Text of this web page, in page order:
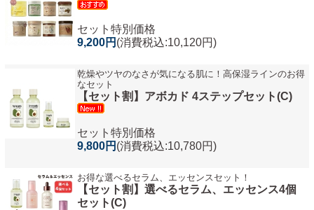
セット特別価格
9,200円 (消費税込:10,120円)
乾燥やツヤのなさが気になる肌に！高保湿ラインのお得
なセット
【セット割】アボカド 4ステップセット(C)
セット特別価格
9,800円 (消費税込:10,780円)
お得な選べるセラム、エッセンスセット！
【セット割】選べるセラム、エッセンス4個
セット(C)